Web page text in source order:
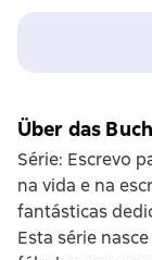
Über das Buch
Série: Escrevo
na vida e na
fantásticas
Esta série